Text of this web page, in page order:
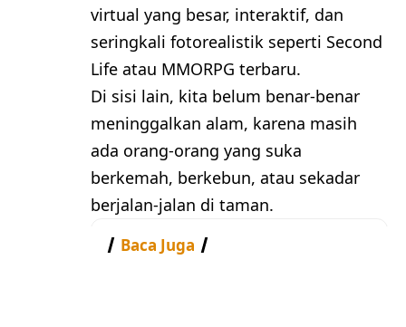
virtual yang besar, interaktif, dan
seringkali fotorealistik seperti Second
Life atau MMORPG terbaru.
Di sisi lain, kita belum benar-benar
meninggalkan alam, karena masih
ada orang-orang yang suka
berkemah, berkebun, atau sekadar
berjalan-jalan di taman.
Baca Juga